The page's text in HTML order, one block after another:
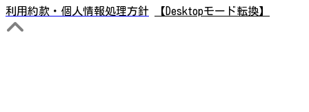
利用約款・個人情報処理方針
【Desktopモード転換】